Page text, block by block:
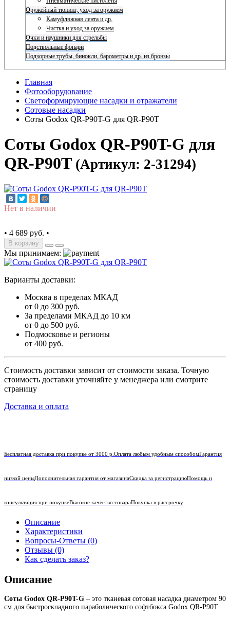
Оружейный тюнинг, уход за оружием
Камуфляжная лента и др.
Чистка и уход за оружием
Очки и наушники для стрельбы
Подствольные фонари
Подзорные трубы, бинокли, барометры и др. из бронзы
Главная
Фотооборудование
Светоформирующие насадки и отражатели
Сотовые насадки
Соты Godox QR-P90T-G для QR-P90T
Соты Godox QR-P90T-G для
QR-P90T (Артикул: 2-31294)
Нет в наличии
• 4 689 руб. •
В корзину
Мы принимаем:
Варианты доставки:
Москва в пределах МКАД
от 0 до 300 руб.
За пределами МКАД до 10 км
от 0 до 500 руб.
Подмосковье и регионы
от 400 руб.
Стоимость доставки зависит от стоимости заказа. Точную
стоимость доставки уточняйте у менеджера или смотрите
страницу
Доставка и оплата
Бесплатная доставка при покупке от 3000 р. Оплата любым удобным способомГарантия
низкой ценыДополнительная гарантия от магазинаСкидка за регистрациюПомощь и
консультация при покупкеВысокое качество товараПокупка в рассрочку
Описание
Характеристики
Вопросы-Ответы (0)
Отзывы (0)
Как сделать заказ?
Описание
Соты Godox QR-P90T-G – это тканевая сотовая насадка диаметром 90
см для быстроскладного параболического софтбокса Godox QR-P90T.